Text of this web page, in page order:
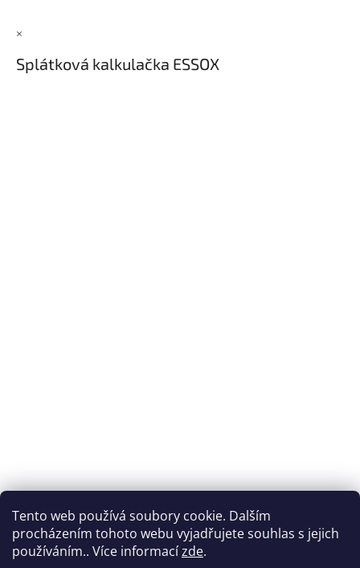
Tento web používá soubory cookie. Dalším
procházením tohoto webu vyjadřujete souhlas s jejich
používáním.. Více informacízde.
×
Splátková kalkulačka ESSOX